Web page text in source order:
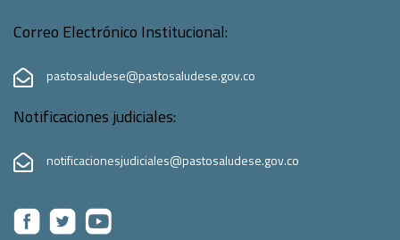
Correo Electrónico Institucional:
pastosaludese@pastosaludese.gov.co
Notificaciones judiciales:
notificacionesjudiciales@pastosaludese.gov.co